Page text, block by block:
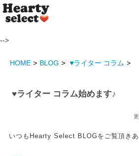
-->
HOME BLOG ♥ライター コラム
♥ライター コラム始めます♪
いつもHearty Select BLOGをご覧頂きあ